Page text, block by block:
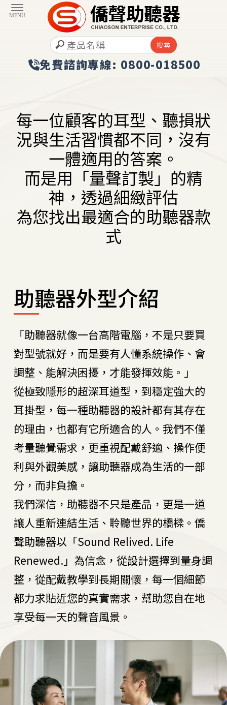
每一位顧客的耳型、聽損狀
況與生活習慣都不同，沒有
一體適用的答案。
而是用「量聲訂製」的精
神，透過細緻評估
為您找出最適合的助聽器款
式
助聽器外型介紹
「助聽器就像一台高階電腦，不是只要買
對型號就好，而是要有人懂系統操作、會
調整、能解決困擾，才能發揮效能。」
從極致隱形的超深耳道型，到穩定強大的
耳掛型，每一種助聽器的設計都有其存在
的理由，也都有它所適合的人。我們不僅
考量聽覺需求，更重視配戴舒適、操作便
利與外觀美感，讓助聽器成為生活的一部
分，而非負擔。
我們深信，助聽器不只是產品，更是一道
讓人重新連結生活、聆聽世界的橋樑。僑
聲助聽器以「Sound Relived. Life
Renewed.」為信念，從設計選擇到量身調
整，從配戴教學到長期關懷，每一個細節
都力求貼近您的真實需求，幫助您自在地
享受每一天的聲音風景。